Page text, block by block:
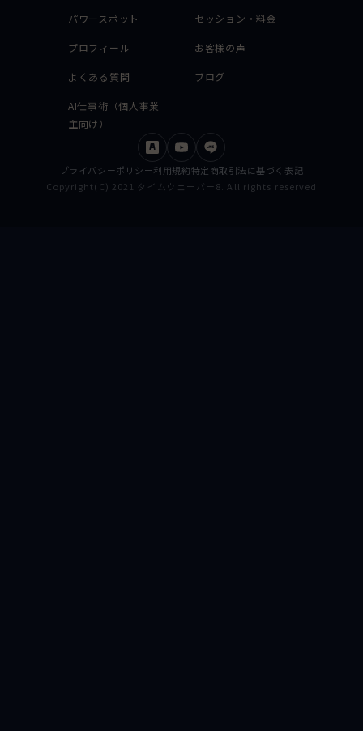
パワースポット セッション・料金
プロフィール お客様の声
よくある質問 ブログ
AI仕事術（個人事業
主向け）
プライバシーポリシー利用規約特定商取引法に基づく表記
Copyright(C) 2021 タイムウェーバー8. All rights reserved